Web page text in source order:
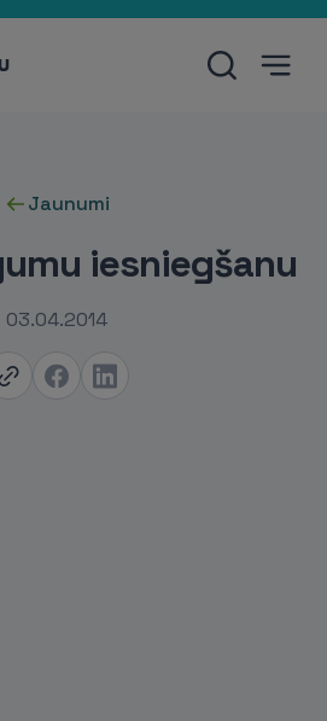
Jaunumi
iesniegšanu
03.04.2014